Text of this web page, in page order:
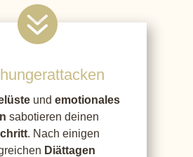

und emotionales
. Nach einigen
Diättagen